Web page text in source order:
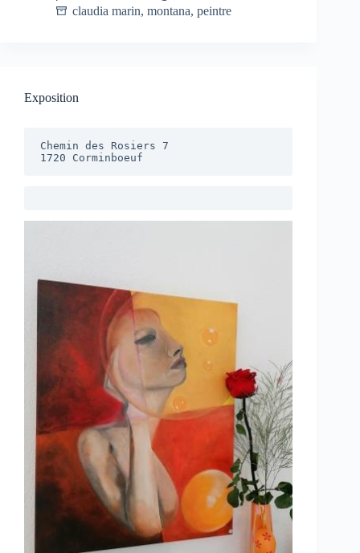
claudia marin, montana, peintre
Exposition
Chemin des Rosiers 7
1720 Corminboeuf